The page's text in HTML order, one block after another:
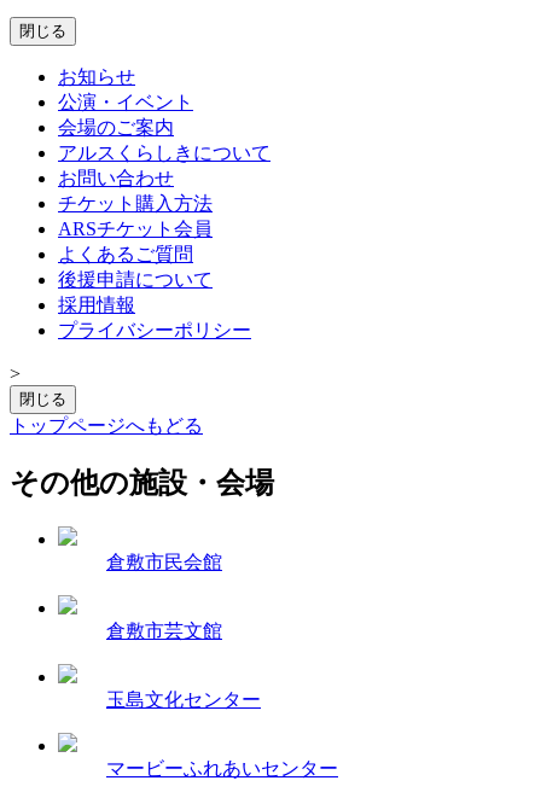
閉じる
お知らせ
公演・イベント
会場のご案内
アルスくらしきについて
お問い合わせ
チケット購入方法
ARSチケット会員
よくあるご質問
後援申請について
採用情報
プライバシーポリシー
>
閉じる
トップページへもどる
その他の施設・会場
倉敷市民会館
倉敷市芸文館
玉島文化センター
マービーふれあいセンター